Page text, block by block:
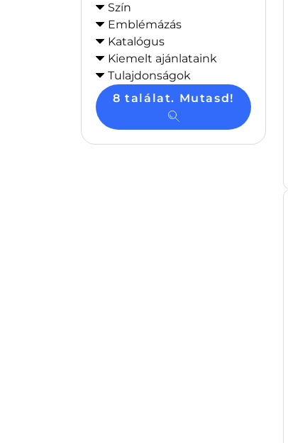
Szín
Emblémázás
Katalógus
Kiemelt ajánlataink
Tulajdonságok